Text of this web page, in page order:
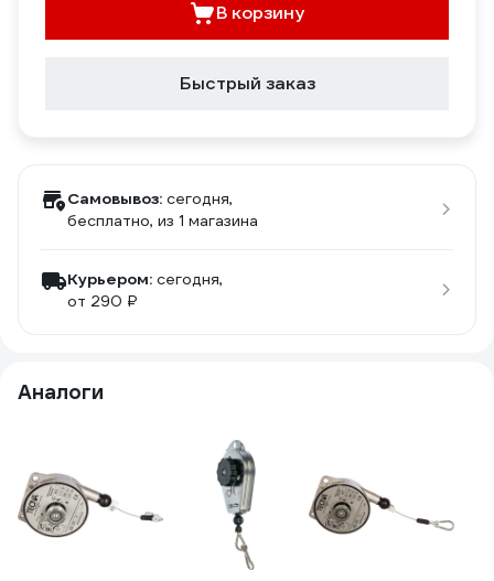
В корзину
Быстрый заказ
Самовывоз: сегодня,
бесплатно, из 1 магазина
Курьером: сегодня,
от 290 ₽
Аналоги